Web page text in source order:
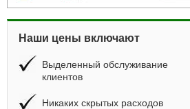
Наши цены включают
Выделенный обслуживание
клиентов
Никаких скрытых расходов